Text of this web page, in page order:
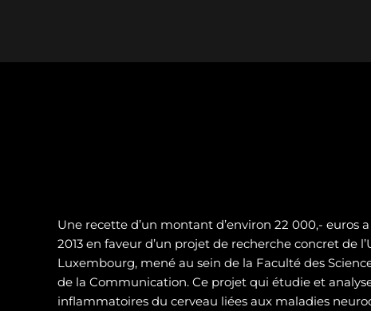
Une recette d’un montant d’environ 22 000,- euros
2013 en faveur d’un projet de recherche concret de
Luxembourg, mené au sein de la Faculté des
de la Communication. Ce projet qui étudie et
inflammatoires du cerveau liées aux maladies